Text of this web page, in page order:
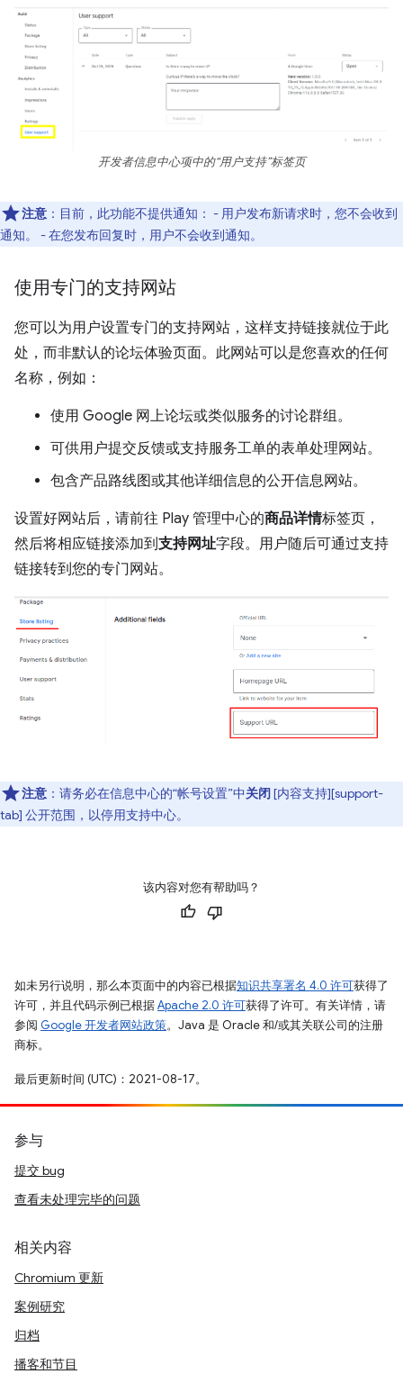
开发者信息中心项中的“用户支持”标签页
注意 ：目前，此功能不提供通知： - 用户发布新请求时，您不会收到
通知。 - 在您发布回复时，用户不会收到通知。
使用专门的支持网站
您可以为用户设置专门的支持网站，这样支持链接就位于此
处，而非默认的论坛体验页面。此网站可以是您喜欢的任何
名称，例如：
使用 Google 网上论坛或类似服务的讨论群组。
可供用户提交反馈或支持服务工单的表单处理网站。
包含产品路线图或其他详细信息的公开信息网站。
设置好网站后，请前往 Play 管理中心的商品详情标签页，
然后将相应链接添加到支持网址字段。用户随后可通过支持
链接转到您的专门网站。
注意 ：请务必在信息中心的“帐号设置”中关闭[内容支持][support-
tab] 公开范围，以停用支持中心。
该内容对您有帮助吗？
如未另行说明，那么本页面中的内容已根据知识共享署名 4.0 许可获得了
许可，并且代码示例已根据Apache 2.0 许可获得了许可。有关详情，请
参阅 Google 开发者网站政策。Java 是 Oracle 和/或其关联公司的注册
商标。
最后更新时间 (UTC)：2021-08-17。
参与
提交 bug
查看未处理完毕的问题
相关内容
Chromium 更新
案例研究
归档
播客和节目